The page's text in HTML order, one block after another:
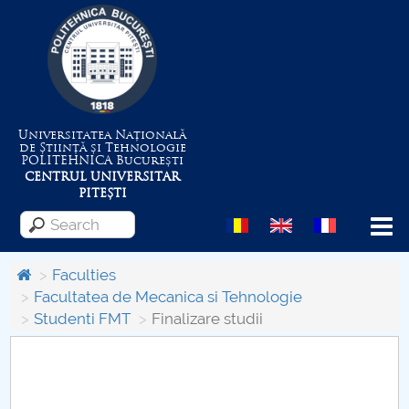
Universitatea Națională
de Știință și Tehnologie
POLITEHNICABucurești
CENTRUL UNIVERSITAR
PITEȘTI
Menu
About the University
Faculties
Facultatea de Mecanica si Tehnologie
Studenti FMT
Finalizare studii